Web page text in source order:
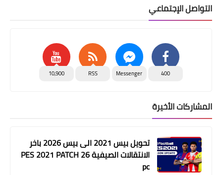
التواصل الإجتماعي
400
Messenger
RSS
10,900
المشاركات الأخيرة
تحويل بيس 2021 الى بيس 2026 باخر
الانتقالات الصيفية PES 2021 PATCH 26
pc